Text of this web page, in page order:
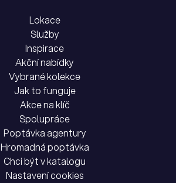
Lokace
Služby
Inspirace
Akční nabídky
Vybrané kolekce
Jak to funguje
Akce na klíč
Spolupráce
Poptávka agentury
Hromadná poptávka
Chci být v katalogu
Nastavení cookies